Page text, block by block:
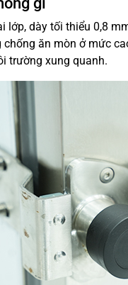
lớp, dày tối thiểu 0,8
chống ăn mòn ở mức
trường xung quanh.